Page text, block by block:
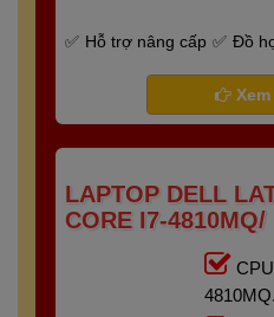
Hỗ trợ nâng cấp
Đồ
Xem
LAPTOP DELL
CORE I7-4810MQ/
GB SSD/ AMD
4810MQ.